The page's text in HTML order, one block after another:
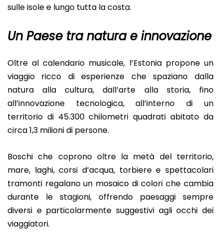
sulle isole e lungo tutta la costa.
Un Paese tra natura e innovazione
Oltre al calendario musicale, l’Estonia propone un
viaggio ricco di esperienze che spaziano dalla
natura alla cultura, dall’arte alla storia, fino
all’innovazione tecnologica, all’interno di un
territorio di 45.300 chilometri quadrati abitato da
circa 1,3 milioni di persone.
Boschi che coprono oltre la metà del territorio,
mare, laghi, corsi d’acqua, torbiere e spettacolari
tramonti regalano un mosaico di colori che cambia
durante le stagioni, offrendo paesaggi sempre
diversi e particolarmente suggestivi agli occhi dei
viaggiatori.